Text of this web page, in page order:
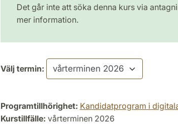
Det går inte att söka denna kurs via
mer information.
Välj termin:
Programtillhörighet: Kandidatprogram i
Kurstillfälle: vårterminen 2026